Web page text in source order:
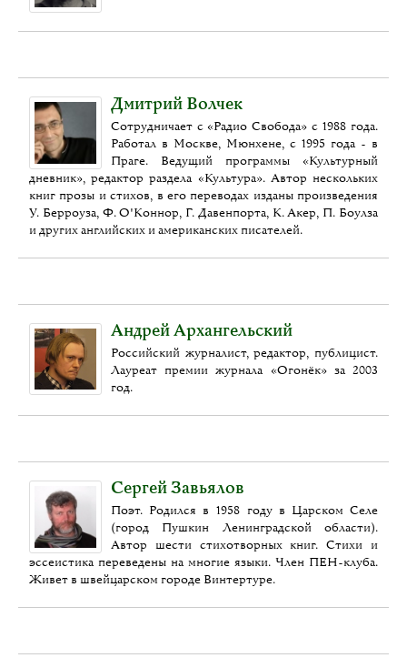
Дмитрий Волчек
Сотрудничает с «Радио Свобода» с 1988 года.
Работал в Москве, Мюнхене, с 1995 года - в
Праге. Ведущий программы «Культурный
дневник», редактор раздела «Культура». Автор нескольких
книг прозы и стихов, в его переводах изданы произведения
У. Берроуза, Ф. О'Коннор, Г. Давенпорта, К. Акер, П. Боулза
и других английских и американских писателей.
Андрей Архангельский
Российский журналист, редактор, публицист.
Лауреат премии журнала «Огонёк» за 2003
год.
Сергей Завьялов
Поэт. Родился в 1958 году в Царском Селе
(город Пушкин Ленинградской области).
Автор шести стихотворных книг. Стихи и
эссеистика переведены на многие языки. Член ПЕН-клуба.
Живет в швейцарском городе Винтертуре.